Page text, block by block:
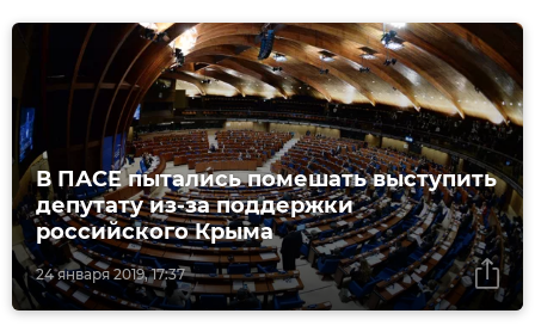
24 января 2019, 17:37
В ПАСЕ пытались помешать выступить
депутату из-за поддержки
российского Крыма